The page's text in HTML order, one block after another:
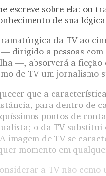
escreve sobre ela: ou
de sua
da TV ao
dirigido a pessoas com
—, absorverá a ficção
de TV um jornalismo
que a
para dentro de
pontos de
o da TV substitui
imagem de TV se
momento em
a TV não como